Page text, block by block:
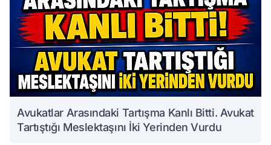
Avukatlar Arasındaki Tartışma Kanlı Bitti. Avukat
Tartıştığı Meslektaşını İki Yerinden Vurdu